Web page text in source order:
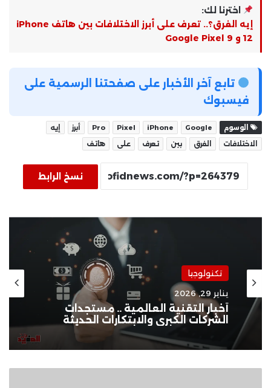
اخترنا لك:
إيه الفرق؟.. تعرف على أبرز الاختلافات بين هاتف iPhone
12 و Google Pixel 9
تابع آخر الأخبار على صفحتنا الرسمية على
فيسبوك
الوسوم Google
iPhone
Pixel
Pro أبرز
إيه
الاختلافات
الفرق بين تعرف على هاتف
نسخ الرابط
تكنولوجيا
يناير 29, 2026
أخبار التقنية العالمية .. مستجدات
الشركات الكبرى والابتكارات الحديثة